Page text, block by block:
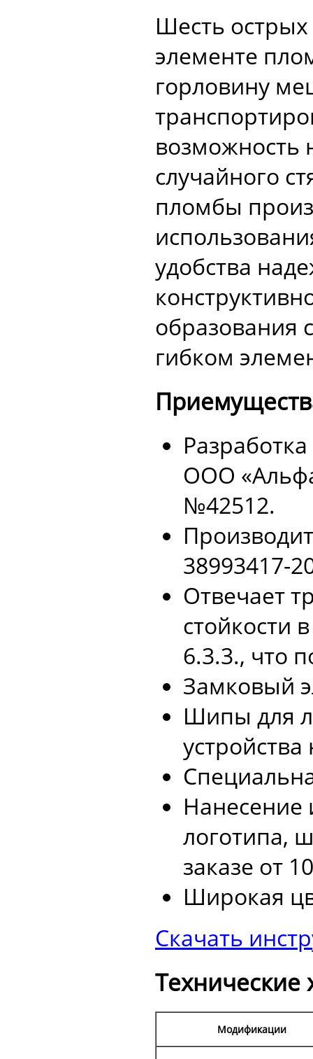
Шесть
элементе
горловину
возможность
случайного
пломбы
удобства
образования
гибком
ООО
№42512.
38993417-
Отвечает
стойкости
6.3.3., что
Замковый
Шипы для
Нанесение
логотипа,
заказе от
Широкая
Скачать
Технические
Модификации